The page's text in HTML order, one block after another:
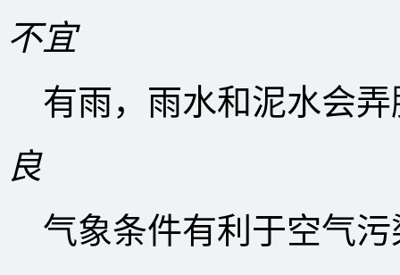
不宜
有雨，雨水和泥水会
良
气象条件有利于空气